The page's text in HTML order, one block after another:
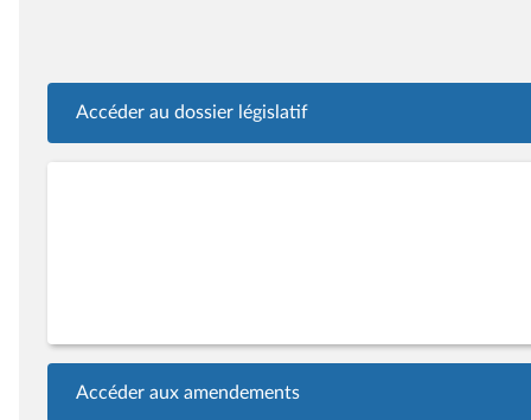
Accéder au dossier législatif
Accéder aux amendements